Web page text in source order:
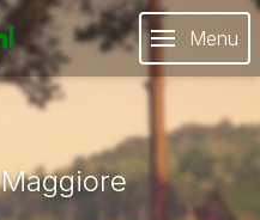
Menu